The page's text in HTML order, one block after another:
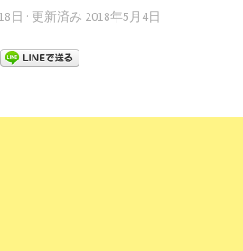
日 · 更新済み 2018年5月4日